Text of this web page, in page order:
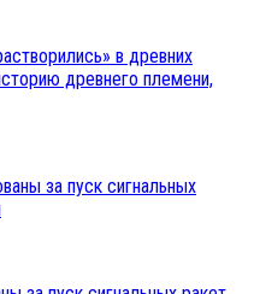
в древних
древнего племени,